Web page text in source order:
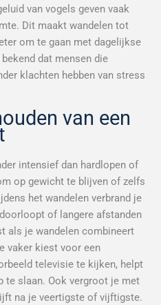
van vogels geven vaak
Dit maakt wandelen tot
om te gaan met dagelijkse
dat mensen die
klachten hebben van stress
van een
intensief dan hardlopen of
op gewicht te blijven of zelfs
het wandelen verbrand je
of langere afstanden
als je wandelen combineert
vaker kiest voor een
televisie te kijken, helpt
te slaan. Ook vergroot je met
na je veertigste of vijftigste.